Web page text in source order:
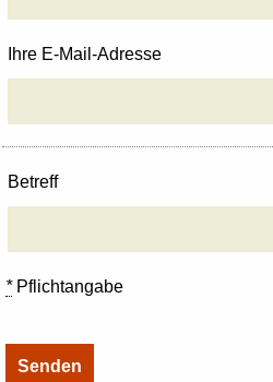
Ihre E-Mail-Adresse
Betreff
*Pflichtangabe